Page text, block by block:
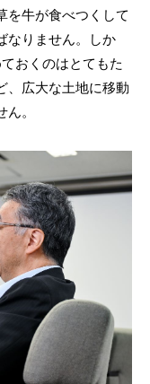
を牛が食べつくして
なりません。しか
おくのはとてもた
、広大な土地に移動
。